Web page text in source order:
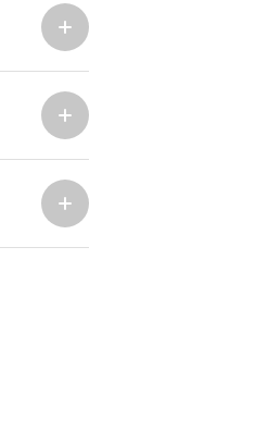
ACI Marina Split
ACI Marina Dubrovnik,
Komolac